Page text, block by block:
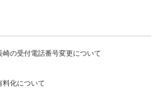
崎の受付電話番号変更について
料化について